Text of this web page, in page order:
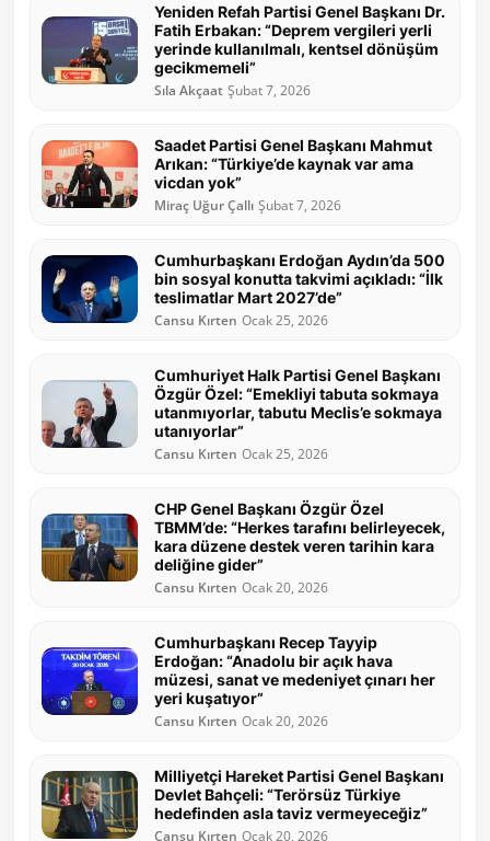
Yeniden Refah Partisi Genel Başkanı Dr.
Fatih Erbakan: “Deprem vergileri yerli
yerinde kullanılmalı, kentsel dönüşüm
gecikmemeli”
Sıla Akçaat Şubat 7, 2026
Saadet Partisi Genel Başkanı Mahmut
Arıkan: “Türkiye’de kaynak var ama
vicdan yok”
Miraç Uğur Çallı Şubat 7, 2026
Cumhurbaşkanı Erdoğan Aydın’da 500
bin sosyal konutta takvimi açıkladı: “İlk
teslimatlar Mart 2027’de”
Cansu Kırten Ocak 25, 2026
Cumhuriyet Halk Partisi Genel Başkanı
Özgür Özel: “Emekliyi tabuta sokmaya
utanmıyorlar, tabutu Meclis’e sokmaya
utanıyorlar”
Cansu Kırten Ocak 25, 2026
CHP Genel Başkanı Özgür Özel
TBMM’de: “Herkes tarafını belirleyecek,
kara düzene destek veren tarihin kara
deliğine gider”
Cansu Kırten Ocak 20, 2026
Cumhurbaşkanı Recep Tayyip
Erdoğan: “Anadolu bir açık hava
müzesi, sanat ve medeniyet çınarı her
yeri kuşatıyor”
Cansu Kırten Ocak 20, 2026
Milliyetçi Hareket Partisi Genel Başkanı
Devlet Bahçeli: “Terörsüz Türkiye
hedefinden asla taviz vermeyeceğiz”
Cansu Kırten Ocak 20, 2026